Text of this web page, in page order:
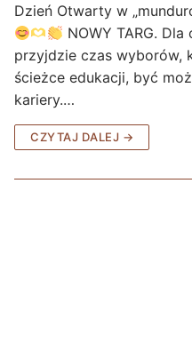
Dzień Otwarty w
NOWY TARG.
przyjdzie czas wyborów,
ścieżce edukacji, być
kariery.…
CZYTAJ DALEJ →